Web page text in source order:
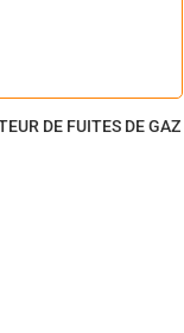
DE FUITES DE GAZ